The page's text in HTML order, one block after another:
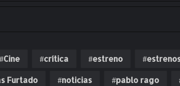
Cine crítica estreno
Furtado noticias pablo rago